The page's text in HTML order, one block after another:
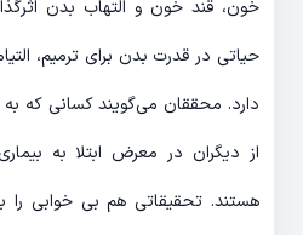
خون، قند خون و التهاب بدن
حیاتی در قدرت بدن برای ترمیم،
دارد. محققان می‌گویند کسانی که به
از دیگران در معرض ابتلا به
هستند. تحقیقاتی هم بی خوابی را